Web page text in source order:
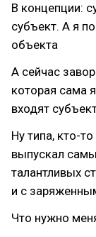
В концепции:
субъект. А я
объекта
А сейчас
которая сама
входят
Ну типа, кто-
выпускал
талантливых
и с
Что нужно